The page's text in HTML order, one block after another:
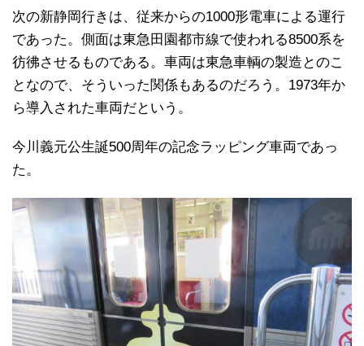
次の新静岡行きは、従来からの1000形電車による運行
であった。側面は東急田園都市線で使われる8500系を
彷彿させるものである。車両は東急車輌の製造とのこ
となので、そういった関係もあるのだろう。1973年か
ら導入された車両だという。
今川義元公生誕500周年の記念ラッピング車両であっ
た。